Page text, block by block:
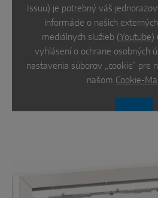
Issuu) je potrebný váš
informácie o našich
mediálnych služieb ( Youtube )
vyhlásení o ochrane osobných
nastavenia súborov „cookie“ pre
našom Cookie-